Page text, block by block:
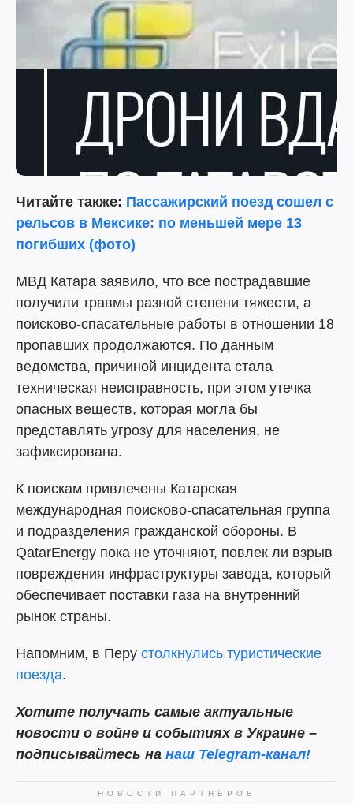
Читайте также: Пассажирский поезд сошел с
рельсов в Мексике: по меньшей мере 13
погибших (фото)
МВД Катара заявило, что все пострадавшие
получили травмы разной степени тяжести, а
поисково-спасательные работы в отношении 18
пропавших продолжаются. По данным
ведомства, причиной инцидента стала
техническая неисправность, при этом утечка
опасных веществ, которая могла бы
представлять угрозу для населения, не
зафиксирована.
К поискам привлечены Катарская
международная поисково-спасательная группа
и подразделения гражданской обороны. В
QatarEnergy пока не уточняют, повлек ли взрыв
повреждения инфраструктуры завода, который
обеспечивает поставки газа на внутренний
рынок страны.
Напомним, в Перу столкнулись туристические
поезда.
Хотите получать самые актуальные
новости о войне и событиях в Украине –
подписывайтесь на наш Telegram-канал!